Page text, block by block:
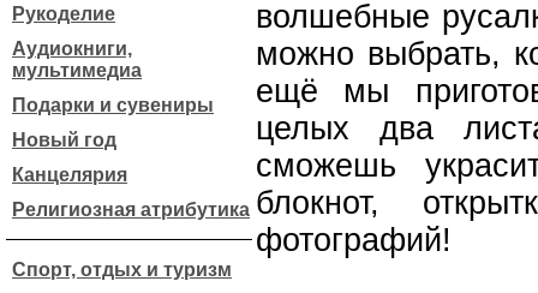
Рукоделие
Аудиокниги,
мультимедиа
Подарки и сувениры
Новый год
Канцелярия
Религиозная атрибутика
Спорт, отдых и туризм
волшебные
можно выбрать,
ещё мы
целых два
сможешь
блокнот,
фотографий!